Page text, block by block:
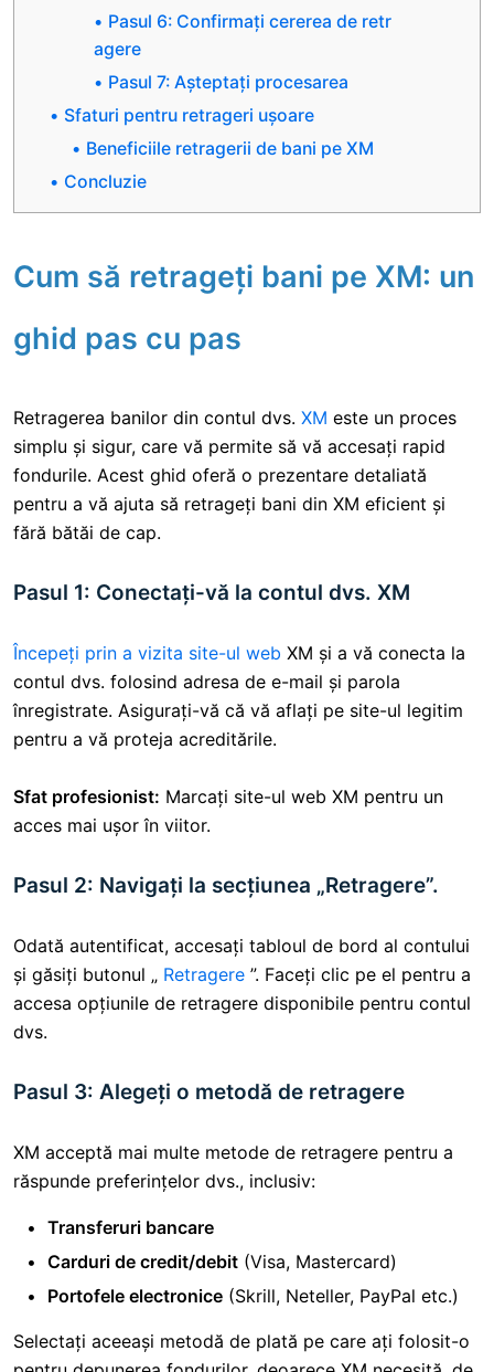
Pasul 6: Confirmați cererea de retr
agere
Pasul 7: Așteptați procesarea
Sfaturi pentru retrageri ușoare
Beneficiile retragerii de bani pe XM
Concluzie
Cum să retrageți bani pe XM: un
ghid pas cu pas
Retragerea banilor din contul dvs. XM este un proces
simplu și sigur, care vă permite să vă accesați rapid
fondurile. Acest ghid oferă o prezentare detaliată
pentru a vă ajuta să retrageți bani din XM eficient și
fără bătăi de cap.
Pasul 1: Conectați-vă la contul dvs. XM
Începeți prin a vizita site-ul web XM și a vă conecta la
contul dvs. folosind adresa de e-mail și parola
înregistrate. Asigurați-vă că vă aflați pe site-ul legitim
pentru a vă proteja acreditările.
Sfat profesionist: Marcați site-ul web XM pentru un
acces mai ușor în viitor.
Pasul 2: Navigați la secțiunea „Retragere”.
Odată autentificat, accesați tabloul de bord al contului
și găsiți butonul „ Retragere ”. Faceți clic pe el pentru a
accesa opțiunile de retragere disponibile pentru contul
dvs.
Pasul 3: Alegeți o metodă de retragere
XM acceptă mai multe metode de retragere pentru a
răspunde preferințelor dvs., inclusiv:
Transferuri bancare
Carduri de credit/debit (Visa, Mastercard)
Portofele electronice (Skrill, Neteller, PayPal etc.)
Selectați aceeași metodă de plată pe care ați folosit-o